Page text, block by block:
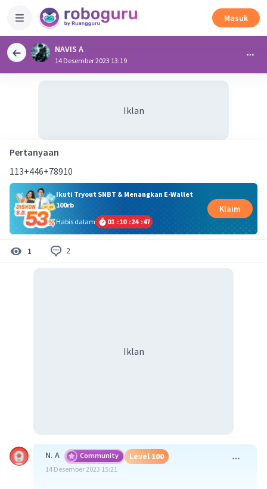
Masuk
NAVIS A
14 Desember 2023 13:19
Iklan
Pertanyaan
113+446+78910
Ikuti Tryout SNBT & Menangkan E-Wallet
100rb
Habis dalam
01 :10 :24 :46
Klaim
1 2
Iklan
N. A Community Level 100
14 Desember 2023 15:21